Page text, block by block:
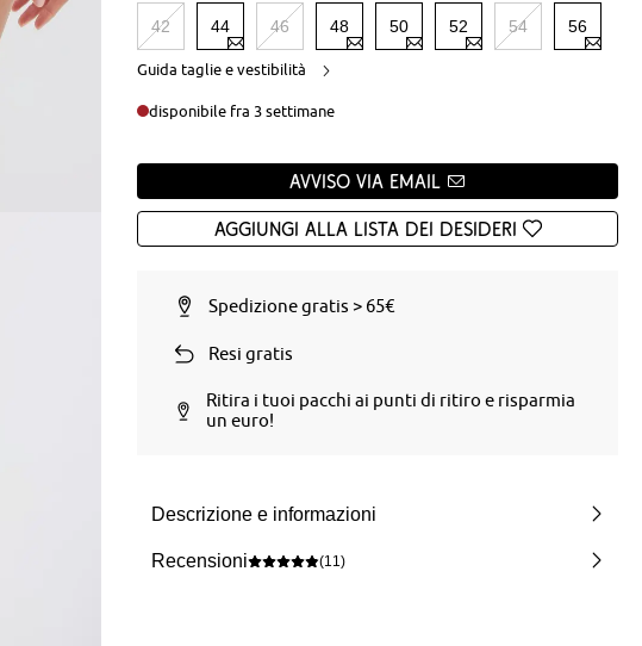
42 44 46 48 50 52 54 56
Guida taglie e vestibilità
disponibile fra 3 settimane
Avviso via email
Aggiungi alla Lista dei desideri
Spedizione gratis > 65€
Resi gratis
Ritira i tuoi pacchi ai punti di ritiro e risparmia
un euro!
Descrizione e informazioni
Recensioni (11)